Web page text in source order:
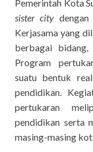
Pemerintah Kota
sister city
Kerjasama yang
berbagai
Program
suatu bentuk
pendidikan.
pertukaran
pendidikan serta
masing-masing